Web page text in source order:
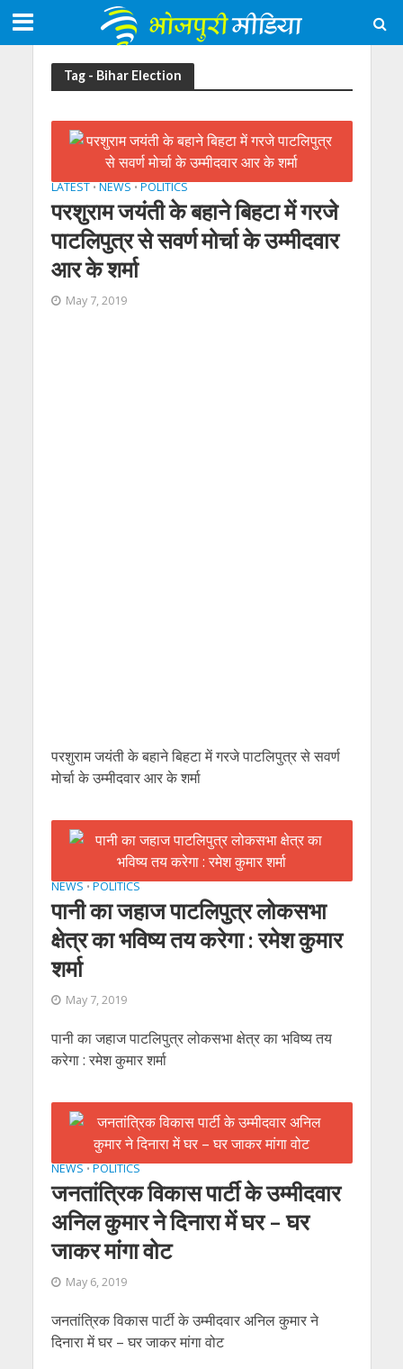
Tag - Bihar Election
LATEST • NEWS • POLITICS
परशुराम जयंती के बहाने बिहटा में गरजे
पाटलिपुत्र से सवर्ण मोर्चा के उम्मीदवार
आर के शर्मा
May 7, 2019
परशुराम जयंती के बहाने बिहटा में गरजे पाटलिपुत्र से सवर्ण
मोर्चा के उम्मीदवार आर के शर्मा
NEWS • POLITICS
पानी का जहाज पाटलिपुत्र लोकसभा
क्षेत्र का भविष्य तय करेगा : रमेश कुमार
शर्मा
May 7, 2019
पानी का जहाज पाटलिपुत्र लोकसभा क्षेत्र का भविष्य तय
करेगा : रमेश कुमार शर्मा
NEWS • POLITICS
जनतांत्रिक विकास पार्टी के उम्‍मीदवार
अनिल कुमार ने दिनारा में घर – घर
जाकर मांगा वोट
May 6, 2019
जनतांत्रिक विकास पार्टी के उम्‍मीदवार अनिल कुमार ने
दिनारा में घर – घर जाकर मांगा वोट